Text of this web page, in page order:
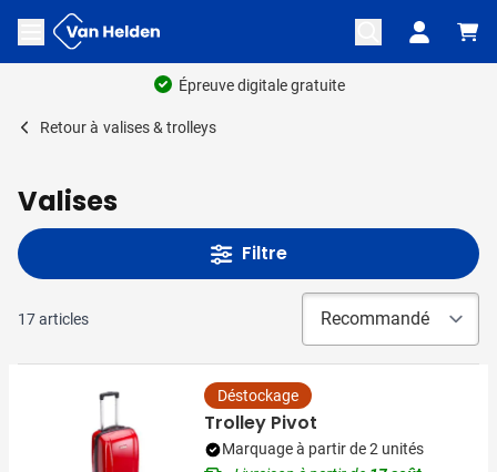
Aller au contenu
Ouvrir le menu
Épreuve digitale gratuite
Retour à valises & trolleys
Valises
Filtre
17articles
Déstockage
Trolley Pivot
Marquage à partir de 2 unités